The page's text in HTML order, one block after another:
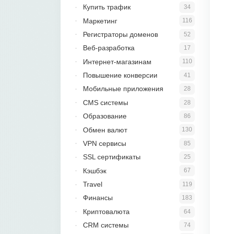
34
Купить трафик
116
Маркетинг
52
Регистраторы доменов
17
Веб-разработка
110
Интернет-магазинам
41
Повышение конверсии
28
Мобильные приложения
28
CMS системы
86
Образование
130
Обмен валют
85
VPN сервисы
25
SSL сертификаты
67
Кэшбэк
119
Travel
183
Финансы
64
Криптовалюта
74
CRM системы